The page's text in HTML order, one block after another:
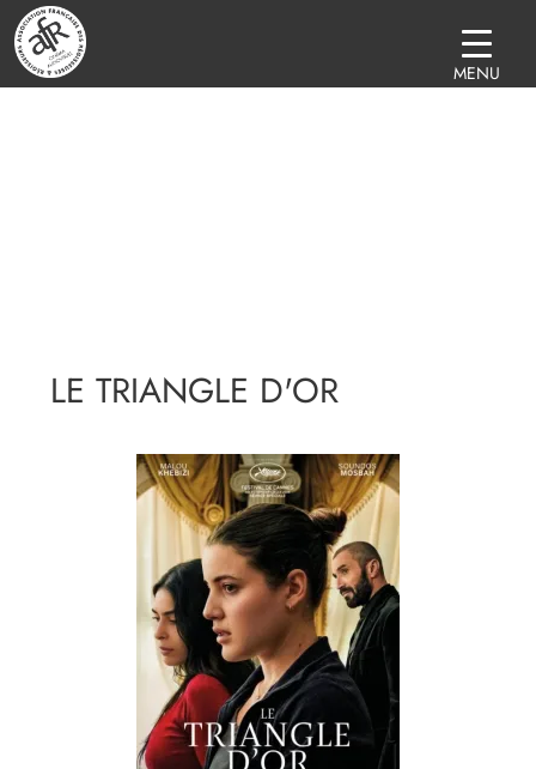
LE TRIANGLE D'OR
MENU